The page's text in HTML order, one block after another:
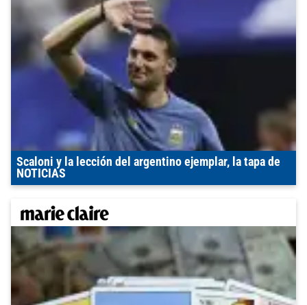
Scaloni y la lección del argentino ejemplar, la tapa de
NOTICIAS